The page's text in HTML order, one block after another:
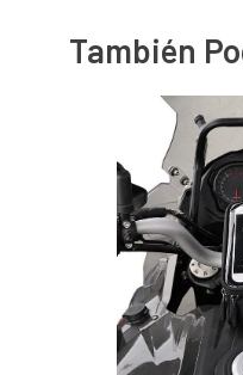
También